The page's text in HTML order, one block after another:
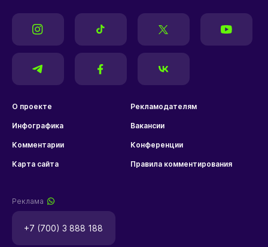
О проекте Рекламодателям
Инфографика Вакансии
Комментарии Конференции
Карта сайта Правила комментирования
Реклама
+7 (700) 3 888 188